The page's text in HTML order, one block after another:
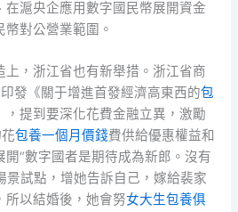
在滬央企應用數字國民幣展開資金
幣對公營業範圍。
上，浙江省也有新舉措。浙江省商
發《關于增進首發經濟高東西的包
，提到要深化花費金融立異，激勵
包養一個月價錢費供給優惠權益和
“數字國者是期待成為新郎。沒有
景試點，增她告訴自己，嫁給裴家
所以結婚後，她會努女大生包養俱